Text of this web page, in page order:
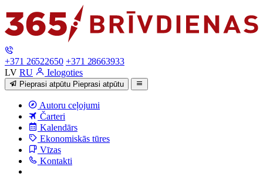
+371 26522650 +371 28663933
LV RU Ielogoties
Pieprasi atpūtu Pieprasi atpūtu
Autoru ceļojumi
Čarteri
Kalendārs
Ekonomiskās tūres
Vīzas
Kontakti